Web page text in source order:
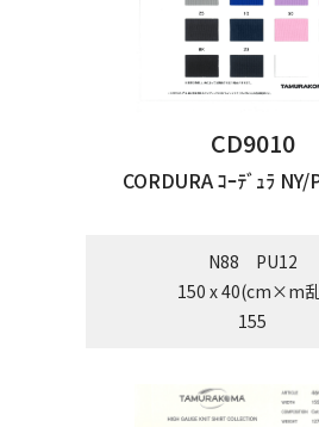
CD9010
CORDURA ｺｰﾃﾞｭﾗ NY/
N88 PU12
150 x 40(cm×m
155